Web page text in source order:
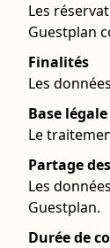
Les
Guestplan
Finalités
Les
Base légale
Le
Partage
Les
Guestplan.
Durée de